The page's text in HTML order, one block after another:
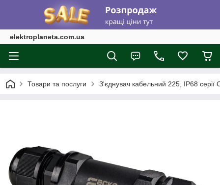
elektroplaneta.com.ua
Товари та послуги З'єднувач кабельний 225, IP68 серії